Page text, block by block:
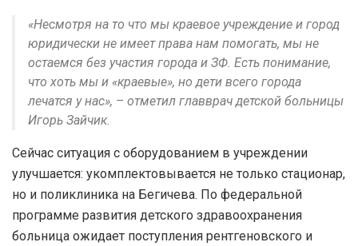
«Несмотря на то что мы краевое учреждение и город
юридически не имеет права нам помогать, мы не
остаемся без участия города и ЗФ. Есть понимание,
что хоть мы и «краевые», но дети всего города
лечатся у нас», – отметил главврач детской больницы
Игорь Зайчик.
Сейчас ситуация с оборудованием в учреждении
улучшается: укомплектовывается не только стационар,
но и поликлиника на Бегичева. По федеральной
программе развития детского здравоохранения
больница ожидает поступления рентгеновского и